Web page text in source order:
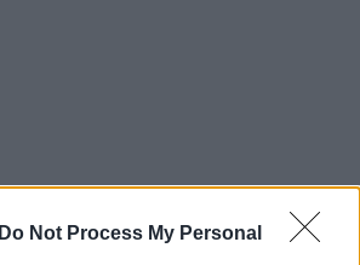
Do Not Process My Personal